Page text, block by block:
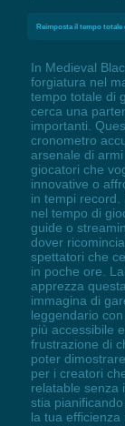
Reimposta il tempo totale
In Medieval
forgiatura nel
tempo totale di
cerca una
importanti.
cronometro
arsenale di
giocatori che
innovative o
in tempi record.
nel tempo di
guide o
dover
spettatori che
in poche ore.
apprezza
immagina di
leggendario
più accessibile
frustrazione di
poter
per i creatori
relatable senza
stia
la tua